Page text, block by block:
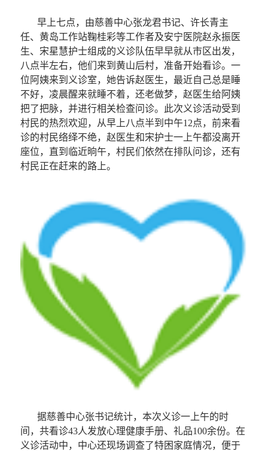
早上七点，由慈善中心张龙君书记、许长青主
任、黄岛工作站鞠桂彩等工作者及安宁医院赵永振医
生、宋星慧护士组成的义诊队伍早早就从市区出发，
八点半左右，他们来到黄山后村，准备开始看诊。一
位阿姨来到义诊室，她告诉赵医生，最近自己总是睡
不好，凌晨醒来就睡不着，还老做梦，赵医生给阿姨
把了把脉，并进行相关检查问诊。此次义诊活动受到
村民的热烈欢迎，从早上八点半到中午12点，前来看
诊的村民络绎不绝，赵医生和宋护士一上午都没离开
座位，直到临近晌午，村民们依然在排队问诊，还有
村民正在赶来的路上。
据慈善中心张书记统计，本次义诊一上午的时
间，共看诊43人发放心理健康手册、礼品100余份。在
义诊活动中，中心还现场调查了特困家庭情况，便于